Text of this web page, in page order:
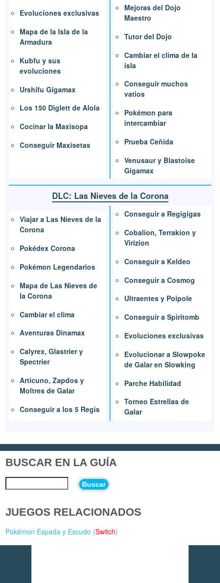
Evoluciones exclusivas
Mapa de la Isla de la
Armadura
Kubfu y sus
evoluciones
Urshifu Gigamax
Los 150 Diglett de Alola
Cocinar la Maxisopa
Conseguir Maxisetas
Mejoras del Dojo
Maestro
Tutor del Dojo
Cambiar el clima de la
isla
Conseguir muchos
vatios
Pokémon para
intercambiar
Prueba Ceñida
Venusaur y Blastoise
Gigamax
DLC: Las Nieves de la Corona
Viajar a Las Nieves de la
Corona
Pokédex Corona
Pokémon Legendarios
Mapa de Las Nieves de
la Corona
Cambiar el clima
Aventuras Dinamax
Calyrex, Glastrier y
Spectrier
Articuno, Zapdos y
Moltres de Galar
Conseguir a los 5 Regis
Conseguir a Regigigas
Cobalion, Terrakion y
Virizion
Conseguir a Keldeo
Conseguir a Cosmog
Ultraentes y Poipole
Conseguir a Spiritomb
Evoluciones exclusivas
Evolucionar a Slowpoke
de Galar en Slowking
Parche Habilidad
Torneo Estrellas de
Galar
BUSCAR EN LA GUÍA
Buscar
JUEGOS RELACIONADOS
Pokémon Espada y Escudo (Switch)